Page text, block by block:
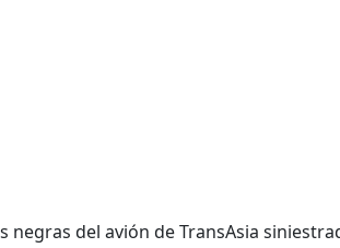
negras del avión de TransAsia